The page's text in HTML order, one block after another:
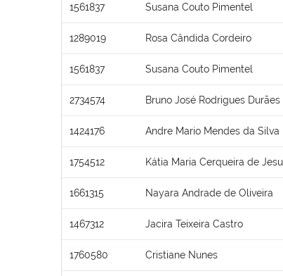
1561837 Susana Couto Pimentel
1289019 Rosa Cândida Cordeiro
1561837 Susana Couto Pimentel
2734574 Bruno José Rodrigues Durães
1424176 Andre Mario Mendes da Silva
1754512 Kátia Maria Cerqueira de
1661315 Nayara Andrade de Oliveira
1467312 Jacira Teixeira Castro
1760580 Cristiane Nunes